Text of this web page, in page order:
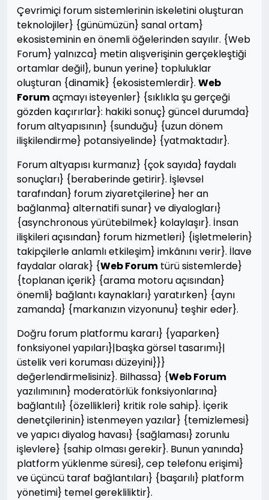
Çevrimiçi forum sistemlerinin iskeletini oluşturan
teknolojiler} {günümüzün} sanal ortam}
ekosisteminin en önemli öğelerinden sayılır. {Web
Forum} yalnızca} metin alışverişinin gerçekleştiği
ortamlar değil}, bunun yerine} topluluklar
oluşturan {dinamik} {ekosistemlerdir}. Web
Forumaçmayı isteyenler} {sıklıkla şu gerçeği
gözden kaçırırlar}: hakiki sonuç} güncel durumda}
forum altyapısının} {sunduğu} {uzun dönem
ilişkilendirme} potansiyelinde} {yatmaktadır}.
Forum altyapısı kurmanız} {çok sayıda} faydalı
sonuçları} {beraberinde getirir}. İşlevsel
tarafından} forum ziyaretçilerine} her an
bağlanma} alternatifi sunar} ve diyalogları}
{asynchronous yürütebilmek} kolaylaşır}. İnsan
ilişkileri açısından} forum hizmetleri} {işletmelerin}
takipçilerle anlamlı etkileşim} imkânını verir}. İlave
faydalar olarak} {Web Forum türü sistemlerde}
{toplanan içerik} {arama motoru açısından}
önemli} bağlantı kaynakları} yaratırken} {aynı
zamanda} {markanızın vizyonunu} teşhir eder}.
Doğru forum platformu kararı} {yaparken}
fonksiyonel yapıları}|başka görsel tasarımı}|
üstelik veri koruması düzeyini}}}
değerlendirmelisiniz}. Bilhassa} {Web Forum
yazılımının} moderatörlük fonksiyonlarına}
bağlantılı} {özellikleri} kritik role sahip}. İçerik
denetçilerinin} istenmeyen yazılar} {temizlemesi}
ve yapıcı diyalog havası} {sağlaması} zorunlu
işlevlere} {sahip olması gerekir}. Bunun yanında}
platform yüklenme süresi}, cep telefonu erişimi}
ve üçüncü taraf bağlantıları} {başarılı} platform
yönetimi} temel gerekliliktir}.